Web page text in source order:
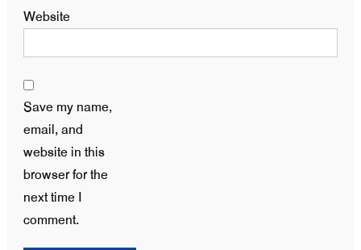
Website
Save my name,
email, and
website in this
browser for the
next time I
comment.